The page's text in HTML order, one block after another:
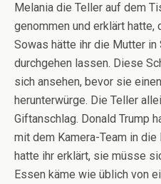
Melania die Teller auf dem
genommen und erklärt
Sowas hätte ihr die Mutter in
durchgehen lassen. Diese
sich ansehen, bevor sie
herunterwürge. Die Teller
Giftanschlag. Donald Trump
mit dem Kamera-Team in die
hatte ihr erklärt, sie müsse
Essen käme wie üblich von